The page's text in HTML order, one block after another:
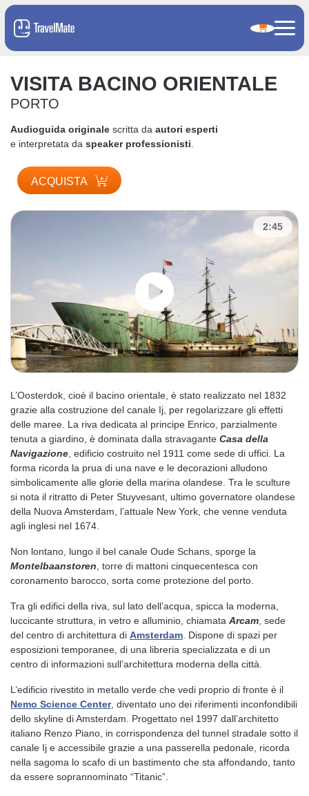
VISITA BACINO ORIENTALE
PORTO
Audioguida originale scritta da autori esperti
e interpretata da speaker professionisti
ACQUISTA
2:45
L’Oosterdok, cioè il bacino orientale, è stato realizzato nel 1832
grazie alla costruzione del canale Ij, per regolarizzare gli effetti
delle maree. La riva dedicata al principe Enrico, parzialmente
tenuta a giardino, è dominata dalla stravagante Casa della
Navigazione , edificio costruito nel 1911 come sede di uffici. La
forma ricorda la prua di una nave e le decorazioni alludono
simbolicamente alle glorie della marina olandese. Tra le sculture
si nota il ritratto di Peter Stuyvesant, ultimo governatore olandese
della Nuova Amsterdam, l’attuale New York, che venne venduta
agli inglesi nel 1674.
Non lontano, lungo il bel canale Oude Schans, sporge la
Montelbaanstoren , torre di mattoni cinquecentesca con
coronamento barocco, sorta come protezione del porto.
Tra gli edifici della riva, sul lato dell’acqua, spicca la moderna,
luccicante struttura, in vetro e alluminio, chiamata Arcam , sede
del centro di architettura di Amsterdam . Dispone di spazi per
esposizioni temporanee, di una libreria specializzata e di un
centro di informazioni sull’architettura moderna della città.
L’edificio rivestito in metallo verde che vedi proprio di fronte è il
Nemo Science Center, diventato uno dei riferimenti inconfondibili
dello skyline di Amsterdam. Progettato nel 1997 dall’architetto
italiano Renzo Piano, in corrispondenza del tunnel stradale sotto il
canale Ij e accessibile grazie a una passerella pedonale, ricorda
nella sagoma lo scafo di un bastimento che sta affondando, tanto
da essere soprannominato “Titanic”.